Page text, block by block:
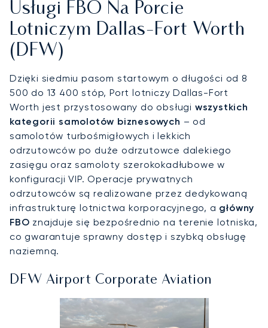
Usługi FBO Na Porcie
Lotniczym Dallas-Fort Worth
(DFW)
Dzięki siedmiu pasom startowym o długości od 8
500 do 13 400 stóp, Port lotniczy Dallas-Fort
Worth jest przystosowany do obsługi wszystkich
kategorii samolotów biznesowych – od
samolotów turbośmigłowych i lekkich
odrzutowców po duże odrzutowce dalekiego
zasięgu oraz samoloty szerokokadłubowe w
konfiguracji VIP. Operacje prywatnych
odrzutowców są realizowane przez dedykowaną
infrastrukturę lotnictwa korporacyjnego, a główny
FBO znajduje się bezpośrednio na terenie lotniska,
co gwarantuje sprawny dostęp i szybką obsługę
naziemną.
DFW Airport Corporate Aviation